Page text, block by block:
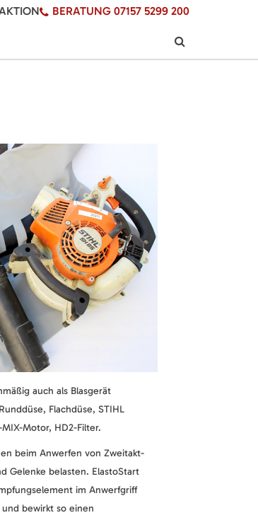
BERATUNG 07157 5299 200
auch als Blasgerät
Flachdüse, STIHL
Motor, HD2-Filter.
beim Anwerfen von Zweitakt-
Gelenke belasten. ElastoStart
im Anwerfgriff
bewirkt so einen